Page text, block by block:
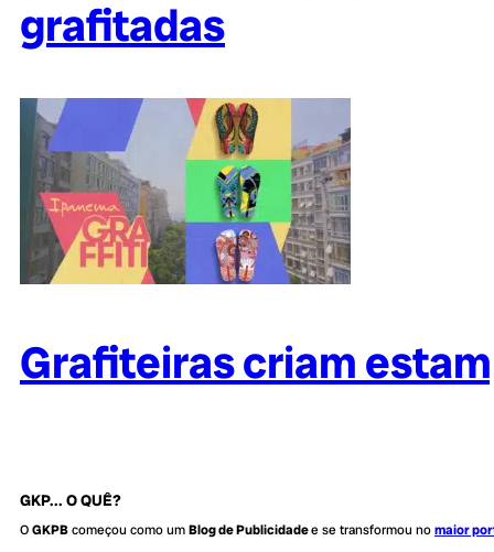
grafitadas
Grafiteiras criam
GKP... O QUÊ?
OGKPBcomeçou como umBlog de Publicidadee se transformou nomaior